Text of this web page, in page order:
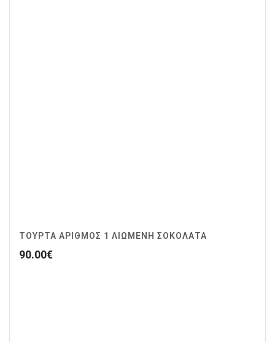
ΤΟΥΡΤΑ ΑΡΙΘΜΟΣ 1 ΛΙΩΜΕΝΗ ΣΟΚΟΛΑΤΑ
90.00€